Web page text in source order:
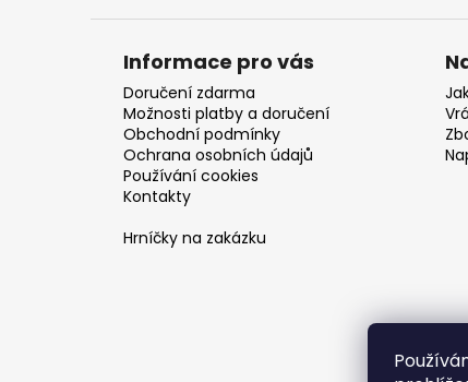
Informace pro vás
Doručení zdarma
Možnosti platby a doručení
Obchodní podmínky
Ochrana osobních údajů
Používání cookies
Kontakty
Hrníčky na zakázku